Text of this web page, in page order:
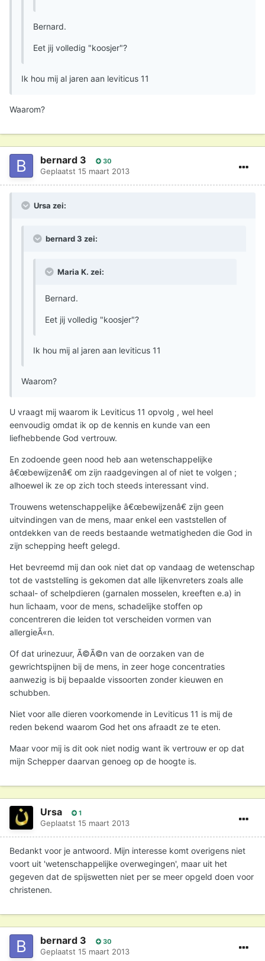
Bernard.
Eet jij volledig "koosjer"?
Ik hou mij al jaren aan leviticus 11
Waarom?
bernard 3 30
Geplaatst 15 maart 2013
Ursa zei:
bernard 3 zei:
Maria K. zei:
Bernard.
Eet jij volledig "koosjer"?
Ik hou mij al jaren aan leviticus 11
Waarom?
U vraagt mij waarom ik Leviticus 11 opvolg , wel heel
eenvoudig omdat ik op de kennis en kunde van een
liefhebbende God vertrouw.
En zodoende geen nood heb aan wetenschappelijke
â€œbewijzenâ€ om zijn raadgevingen al of niet te volgen ;
alhoewel ik ze op zich toch steeds interessant vind.
Trouwens wetenschappelijke â€œbewijzenâ€ zijn geen
uitvindingen van de mens, maar enkel een vaststellen of
ontdekken van de reeds bestaande wetmatigheden die God in
zijn schepping heeft gelegd.
Het bevreemd mij dan ook niet dat op vandaag de wetenschap
tot de vaststelling is gekomen dat alle lijkenvreters zoals alle
schaal- of schelpdieren (garnalen mosselen, kreeften e.a) in
hun lichaam, voor de mens, schadelijke stoffen op
concentreren die leiden tot verscheiden vormen van
allergieÃ«n.
Of dat urinezuur, Ã©Ã©n van de oorzaken van de
gewrichtspijnen bij de mens, in zeer hoge concentraties
aanwezig is bij bepaalde vissoorten zonder kieuwen en
schubben.
Niet voor alle dieren voorkomende in Leviticus 11 is mij de
reden bekend waarom God het ons afraadt ze te eten.
Maar voor mij is dit ook niet nodig want ik vertrouw er op dat
mijn Schepper daarvan genoeg op de hoogte is.
Ursa 1
Geplaatst 15 maart 2013
Bedankt voor je antwoord. Mijn interesse komt overigens niet
voort uit 'wetenschappelijke overwegingen', maar uit het
gegeven dat de spijswetten niet per se meer opgeld doen voor
christenen.
bernard 3 30
Geplaatst 15 maart 2013